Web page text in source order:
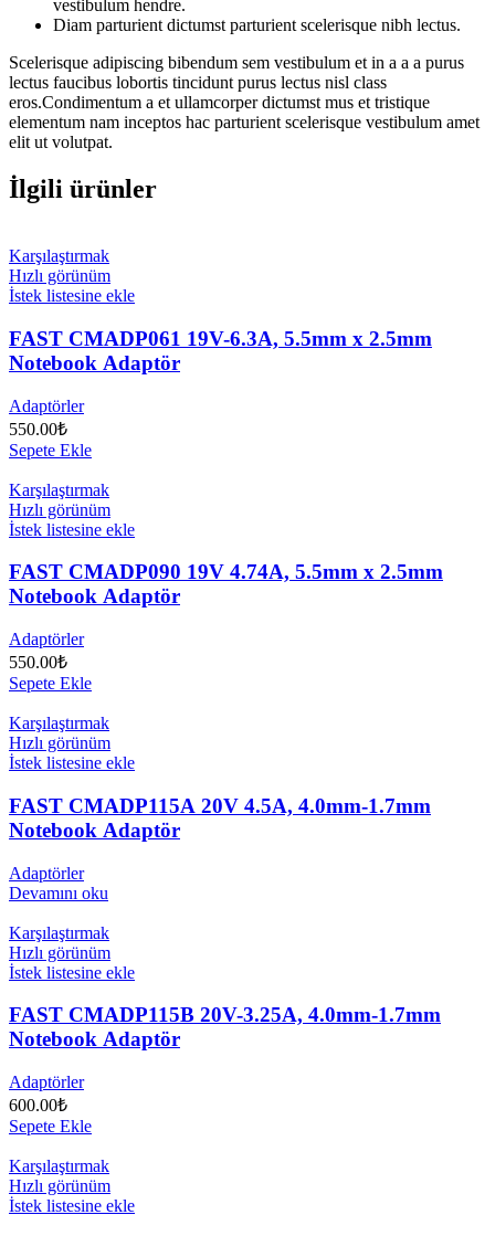
vestibulum hendre.
Diam parturient dictumst parturient scelerisque nibh lectus.
Scelerisque adipiscing bibendum sem vestibulum et in a a a purus
lectus faucibus lobortis tincidunt purus lectus nisl class
eros.Condimentum a et ullamcorper dictumst mus et tristique
elementum nam inceptos hac parturient scelerisque vestibulum amet
elit ut volutpat.
İlgili ürünler
Karşılaştırmak
Hızlı görünüm
İstek listesine ekle
FAST CMADP061 19V-6.3A, 5.5mm x 2.5mm
Notebook Adaptör
Adaptörler
550.00₺
Sepete Ekle
Karşılaştırmak
Hızlı görünüm
İstek listesine ekle
FAST CMADP090 19V 4.74A, 5.5mm x 2.5mm
Notebook Adaptör
Adaptörler
550.00₺
Sepete Ekle
Karşılaştırmak
Hızlı görünüm
İstek listesine ekle
FAST CMADP115A 20V 4.5A, 4.0mm-1.7mm
Notebook Adaptör
Adaptörler
Devamını oku
Karşılaştırmak
Hızlı görünüm
İstek listesine ekle
FAST CMADP115B 20V-3.25A, 4.0mm-1.7mm
Notebook Adaptör
Adaptörler
600.00₺
Sepete Ekle
Karşılaştırmak
Hızlı görünüm
İstek listesine ekle